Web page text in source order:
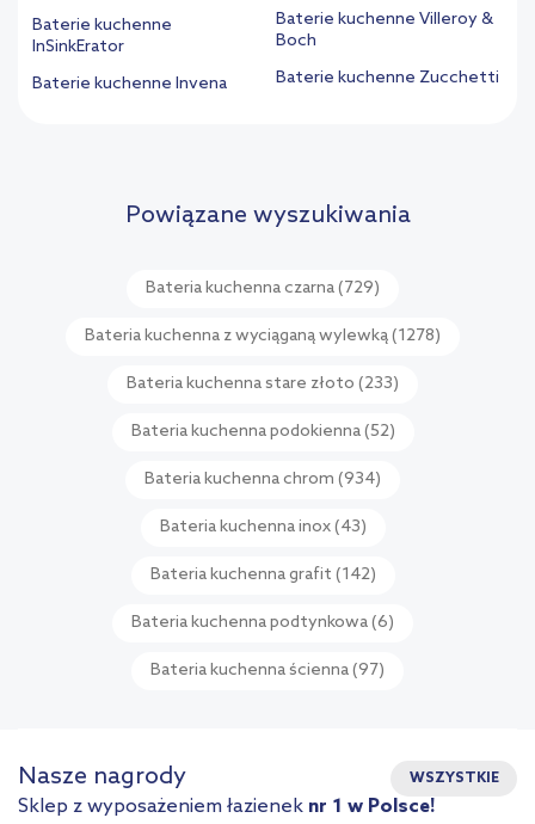
Baterie kuchenne
InSinkErator
Baterie kuchenne Invena
Baterie kuchenne Villeroy &
Boch
Baterie kuchenne Zucchetti
Powiązane wyszukiwania
Bateria kuchenna czarna(729)
Bateria kuchenna z wyciąganą wylewką(1278)
Bateria kuchenna stare złoto (233)
Bateria kuchenna podokienna(52)
Bateria kuchenna chrom (934)
Bateria kuchenna inox(43)
Bateria kuchenna grafit (142)
Bateria kuchenna podtynkowa(6)
Bateria kuchenna ścienna(97)
Nasze nagrody WSZYSTKIE
Sklep z wyposażeniem łazienek nr 1 w Polsce!